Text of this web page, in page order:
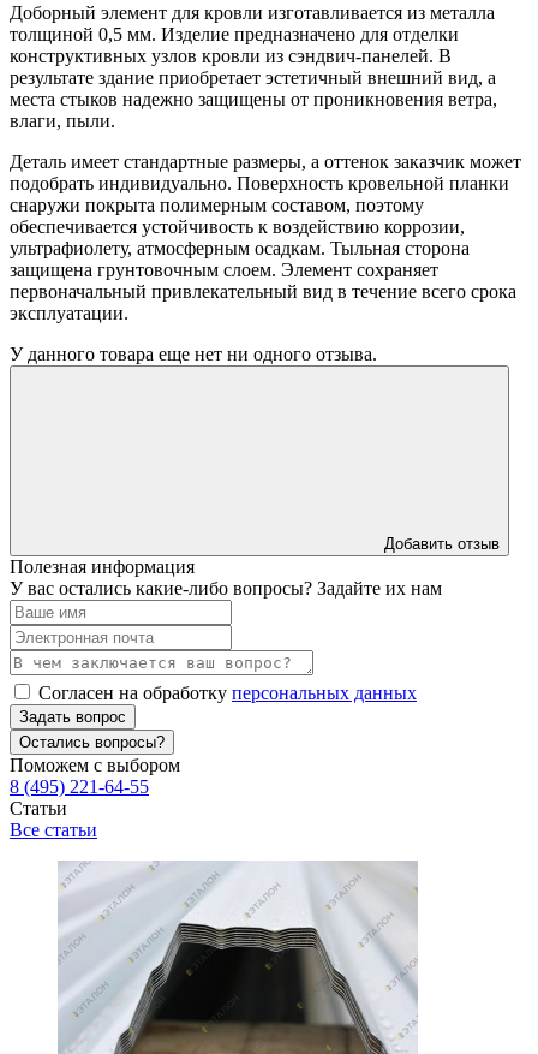
Доборный элемент для кровли изготавливается из металла
толщиной 0,5 мм. Изделие предназначено для отделки
конструктивных узлов кровли из сэндвич-панелей. В
результате здание приобретает эстетичный внешний вид, а
места стыков надежно защищены от проникновения ветра,
влаги, пыли.
Деталь имеет стандартные размеры, а оттенок заказчик может
подобрать индивидуально. Поверхность кровельной планки
снаружи покрыта полимерным составом, поэтому
обеспечивается устойчивость к воздействию коррозии,
ультрафиолету, атмосферным осадкам. Тыльная сторона
защищена грунтовочным слоем. Элемент сохраняет
первоначальный привлекательный вид в течение всего срока
эксплуатации.
У данного товара еще нет ни одного отзыва.
Добавить отзыв
Полезная информация
У вас остались какие-либо вопросы? Задайте их нам
Согласен на обработку персональных данных
Задать вопрос
Остались вопросы?
Поможем с выбором
8 (495) 221-64-55
Статьи
Все статьи